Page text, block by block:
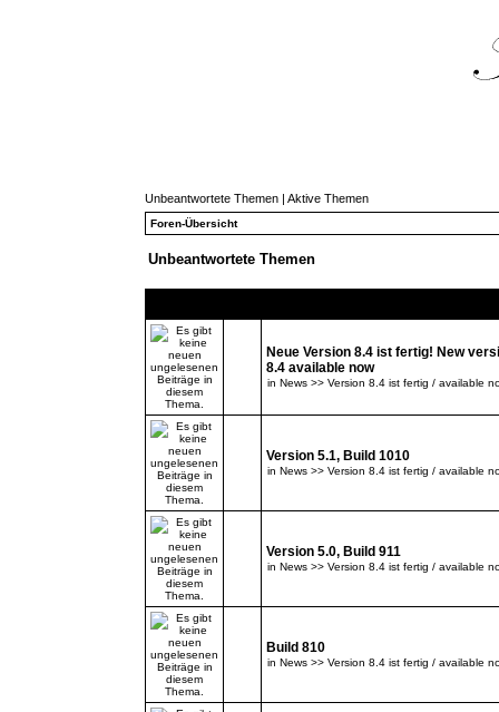
Unbeantwortete Themen | Aktive Themen
Foren-Übersicht
Unbeantwortete Themen
Neue Version 8.4 ist fertig! New
8.4 available now
in News >> Version 8.4 ist fertig / available
Version 5.1, Build 1010
in News >> Version 8.4 ist fertig / available
Version 5.0, Build 911
in News >> Version 8.4 ist fertig / available
Build 810
in News >> Version 8.4 ist fertig / available